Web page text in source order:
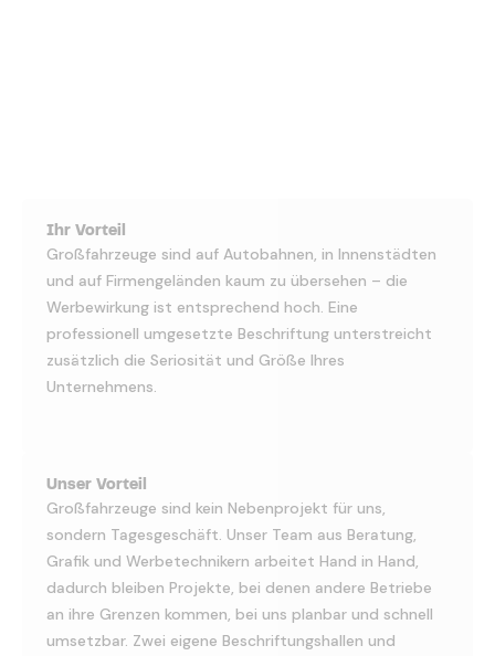
Ihr Vorteil
Großfahrzeuge sind auf Autobahnen, in Innenstädten
und auf Firmengeländen kaum zu übersehen – die
Werbewirkung ist entsprechend hoch. Eine
professionell umgesetzte Beschriftung unterstreicht
zusätzlich die Seriosität und Größe Ihres
Unternehmens.
Unser Vorteil
Großfahrzeuge sind kein Nebenprojekt für uns,
sondern Tagesgeschäft. Unser Team aus Beratung,
Grafik und Werbetechnikern arbeitet Hand in Hand,
dadurch bleiben Projekte, bei denen andere Betriebe
an ihre Grenzen kommen, bei uns planbar und schnell
umsetzbar. Zwei eigene Beschriftungshallen und